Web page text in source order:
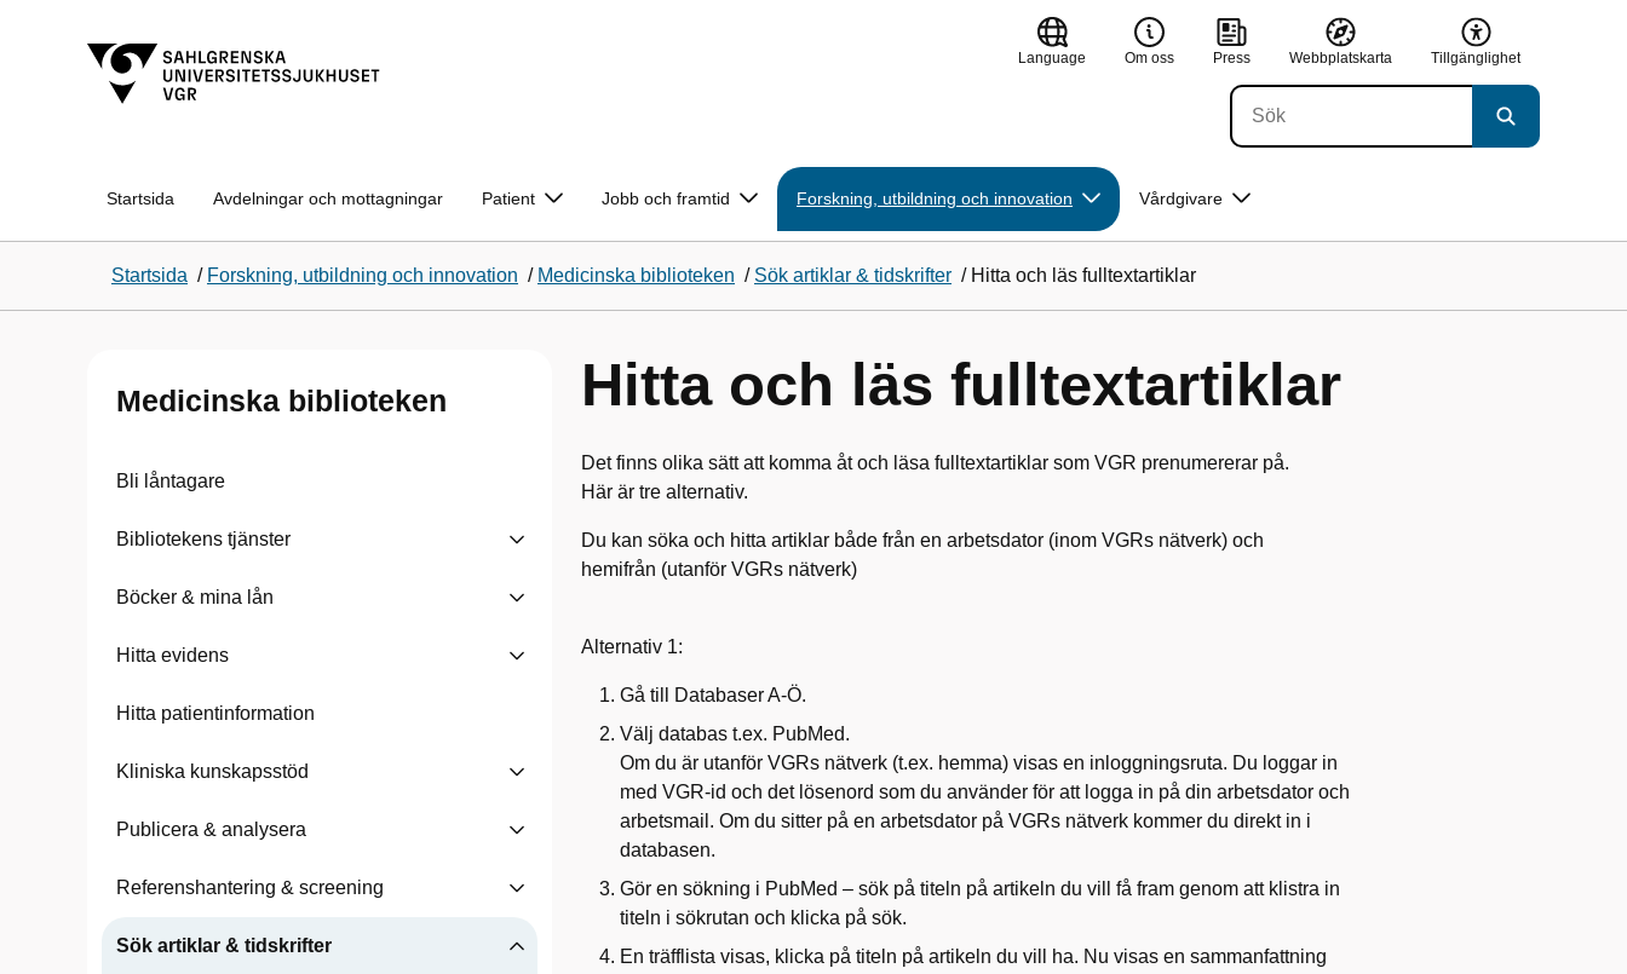
Language Om oss Press Webbplatskarta Tillgänglighet
Startsida Avdelningar och mottagningar Patient Jobb och framtid Forskning, utbildning och innovation Vårdgivare
Startsida / Forskning, utbildning och innovation / Medicinska biblioteken / Sök artiklar & tidskrifter / Hitta och läs fulltextartiklar
Medicinska biblioteken
Bli låntagare
Bibliotekens tjänster
Böcker & mina lån
Hitta evidens
Hitta patientinformation
Kliniska kunskapsstöd
Publicera & analysera
Referenshantering & screening
Sök artiklar & tidskrifter
Hitta och läs fulltextartiklar
Det finns olika sätt att komma åt och läsa fulltextartiklar som VGR prenumererar på.
Här är tre alternativ.
Du kan söka och hitta artiklar både från en arbetsdator (inom VGRs nätverk) och
hemifrån (utanför VGRs nätverk)
Alternativ 1:
Gå till Databaser A-Ö.
Välj databas t.ex. PubMed.
Om du är utanför VGRs nätverk (t.ex. hemma) visas en inloggningsruta. Du loggar in
med VGR-id och det lösenord som du använder för att logga in på din arbetsdator och
arbetsmail. Om du sitter på en arbetsdator på VGRs nätverk kommer du direkt in i
databasen.
Gör en sökning i PubMed – sök på titeln på artikeln du vill få fram genom att klistra in
titeln i sökrutan och klicka på sök.
En träfflista visas, klicka på titeln på artikeln du vill ha. Nu visas en sammanfattning